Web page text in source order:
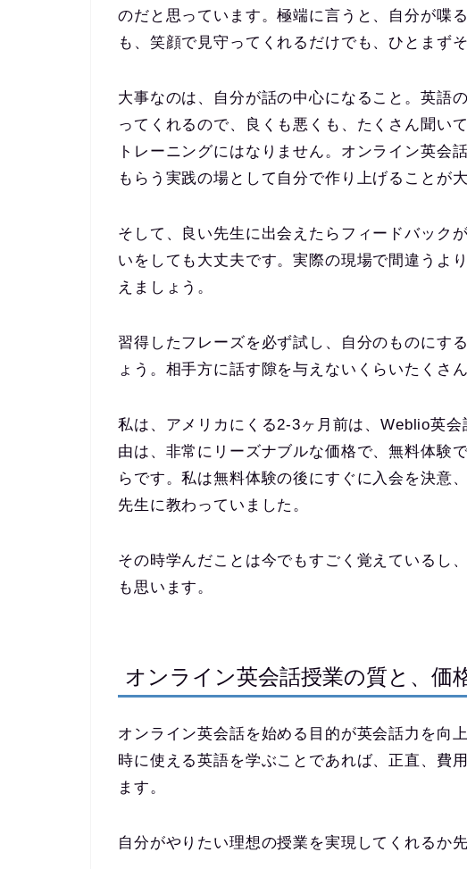
のだと思っています。極端に言うと、自分が喋
も、笑顔で見守ってくれるだけでも、ひとまず
大事なのは、自分が話の中心になること。英語
ってくれるので、良くも悪くも、たくさん聞い
トレーニングにはなりません。オンライン英会
もらう実践の場として自分で作り上げることが
そして、良い先生に出会えたらフィードバック
いをしても大丈夫です。実際の現場で間違うよ
えましょう。
習得したフレーズを必ず試し、自分のものにす
ょう。相手方に話す隙を与えないくらいたくさ
私は、アメリカにくる2-3ヶ月前は、Weblio英
由は、非常にリーズナブルな価格で、無料体験
らです。私は無料体験の後にすぐに入会を決意
先生に教わっていました。
その時学んだことは今でもすごく覚えているし
も思います。
オンライン英会話授業の質と、価
オンライン英会話を始める目的が英会話力を向
時に使える英語を学ぶことであれば、正直、費
ます。
自分がやりたい理想の授業を実現してくれるか